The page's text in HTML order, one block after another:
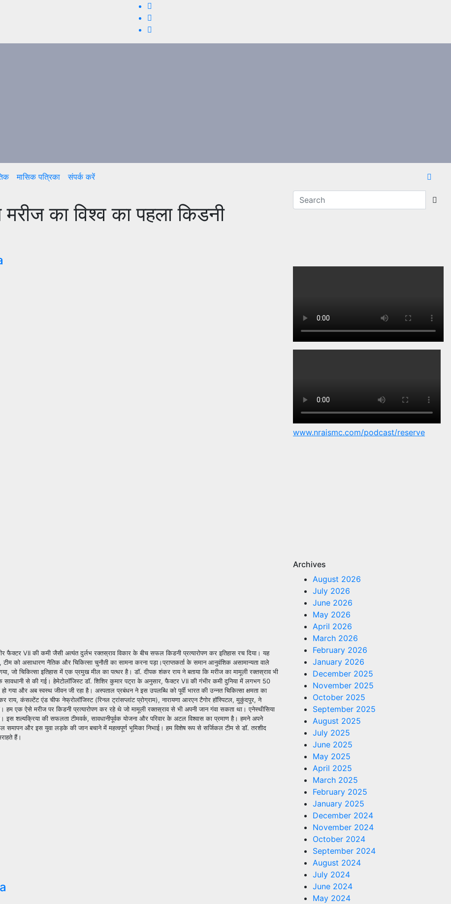
मासिक पत्रिका
संपर्क करें
का विश्व का पहला किडनी
फैक्टर VII की कमी जैसी अत्यंत दुर्लभ रक्तस्राव विकार के बीच सफल किडनी प्रत्यारोपण कर इतिहास रच दिया। यह
को असाधारण नैतिक और चिकित्सा चुनौती का सामना करना पड़ा।प्राप्तकर्ता के समान आनुवंशिक असामान्यता वाले
जो चिकित्सा इतिहास में एक प्रमुख मील का पत्थर है। डॉ. दीपक शंकर राय ने बताया कि मरीज का मामूली रक्तस्राव भी
सावधानी से की गई। हेमेटोलॉजिस्ट डॉ. शिशिर कुमार पट्रा के अनुसार, फैक्टर VII की गंभीर कमी दुनिया में लगभग 50
और अब स्वस्थ जीवन जी रहा है। अस्पताल प्रबंधन ने इस उपलब्धि को पूर्वी भारत की उन्नत चिकित्सा क्षमता का
राय, कंसल्टेंट एंड चीफ नेफ्रोलॉजिस्ट (रिनल ट्रांसप्लांट प्रोग्राम), नारायणा आरएन टैगोर हॉस्पिटल, मुकुंदपुर, ने
हम एक ऐसे मरीज पर किडनी प्रत्यारोपण कर रहे थे जो मामूली रक्तस्राव से भी अपनी जान गंवा सकता था। एनेस्थीसिया
शल्यक्रिया की सफलता टीमवर्क, सावधानीपूर्वक योजना और परिवार के अटल विश्वास का प्रमाण है। हमने अपने
समापन और इस युवा लड़के की जान बचाने में महत्वपूर्ण भूमिका निभाई। हम विशेष रूप से सर्जिकल टीम से डॉ. तरशीद
हैं।
www.nraismc.com/podcast/reserve
Archives
August 2026
July 2026
June 2026
May 2026
April 2026
March 2026
February 2026
January 2026
December 2025
November 2025
October 2025
September 2025
August 2025
July 2025
June 2025
May 2025
April 2025
March 2025
February 2025
January 2025
December 2024
November 2024
October 2024
September 2024
August 2024
July 2024
June 2024
May 2024